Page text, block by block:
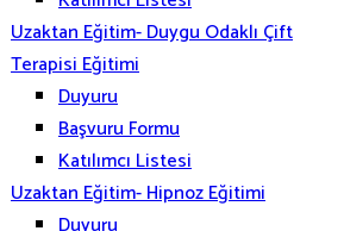
Uzaktan Eğitim- Duygu Odaklı Çift
Terapisi Eğitimi
Duyuru
Başvuru Formu
Katılımcı Listesi
Uzaktan Eğitim- Hipnoz Eğitimi